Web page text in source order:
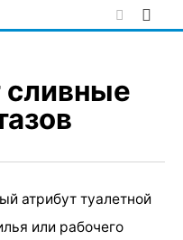
атрибут туалетной
или рабочего